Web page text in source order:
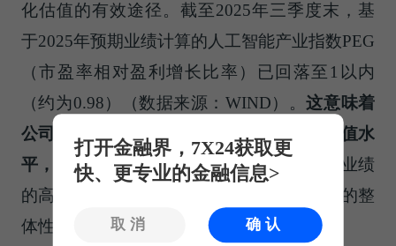
化估值的有效途径。截至2025年三季度末，基
于2025年预期业绩计算的人工智能产业指数PEG
（市盈率相对盈利增长比率）已回落至1以内
（约为0.98）（数据来源：WIND）。这意味着
公司的盈利增长速度能够匹配甚至超越其估值水
平，表明板块已进入价值投资的合理区间。
业绩
的高增长正在不断消化估值压力，使得板块的整
体性价比显著提升。
打开金融界，7X24获取更
快、更专业的金融信息>
取消 确认